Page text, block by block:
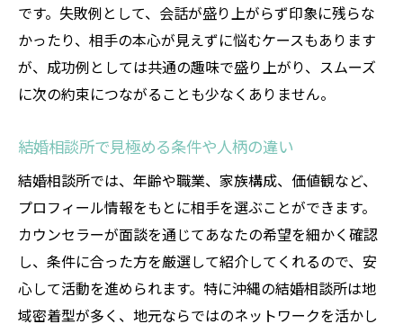
です。失敗例として、会話が盛り上がらず印象に残らな
かったり、相手の本心が見えずに悩むケースもあります
が、成功例としては共通の趣味で盛り上がり、スムーズ
に次の約束につながることも少なくありません。
結婚相談所で見極める条件や人柄の違い
結婚相談所では、年齢や職業、家族構成、価値観など、
プロフィール情報をもとに相手を選ぶことができます。
カウンセラーが面談を通じてあなたの希望を細かく確認
し、条件に合った方を厳選して紹介してくれるので、安
心して活動を進められます。特に沖縄の結婚相談所は地
域密着型が多く、地元ならではのネットワークを活かし